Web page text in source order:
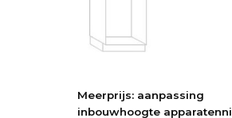
Meerprijs: aanpassing
inbouwhoogte